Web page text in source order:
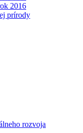
2016
prírody
rozvoja